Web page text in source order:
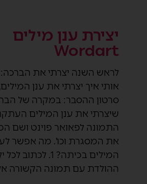
יצירת ענן מילים
Wordart
לראש השנה יצרתי את
אותי איך יצרתי את ענן
סרטון ההסבר: במקרה של
שיצרתי את ענן המילים
התמונה לפאואר פוינט ושם
את המסגרת וכו'. מה אפשר
המילים בכיתה? 1.
ההולדת עם תמונה הקשורה